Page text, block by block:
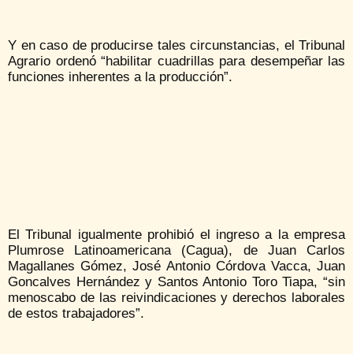
Y en caso de producirse tales circunstancias, el Tribunal
Agrario ordenó “habilitar cuadrillas para desempeñar las
funciones inherentes a la producción”.
El Tribunal igualmente prohibió el ingreso a la empresa
Plumrose Latinoamericana (Cagua), de Juan Carlos
Magallanes Gómez, José Antonio Córdova Vacca, Juan
Goncalves Hernández y Santos Antonio Toro Tiapa, “sin
menoscabo de las reivindicaciones y derechos laborales
de estos trabajadores”.